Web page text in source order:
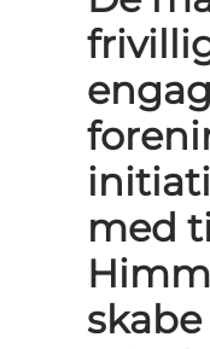
med